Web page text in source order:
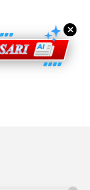
×